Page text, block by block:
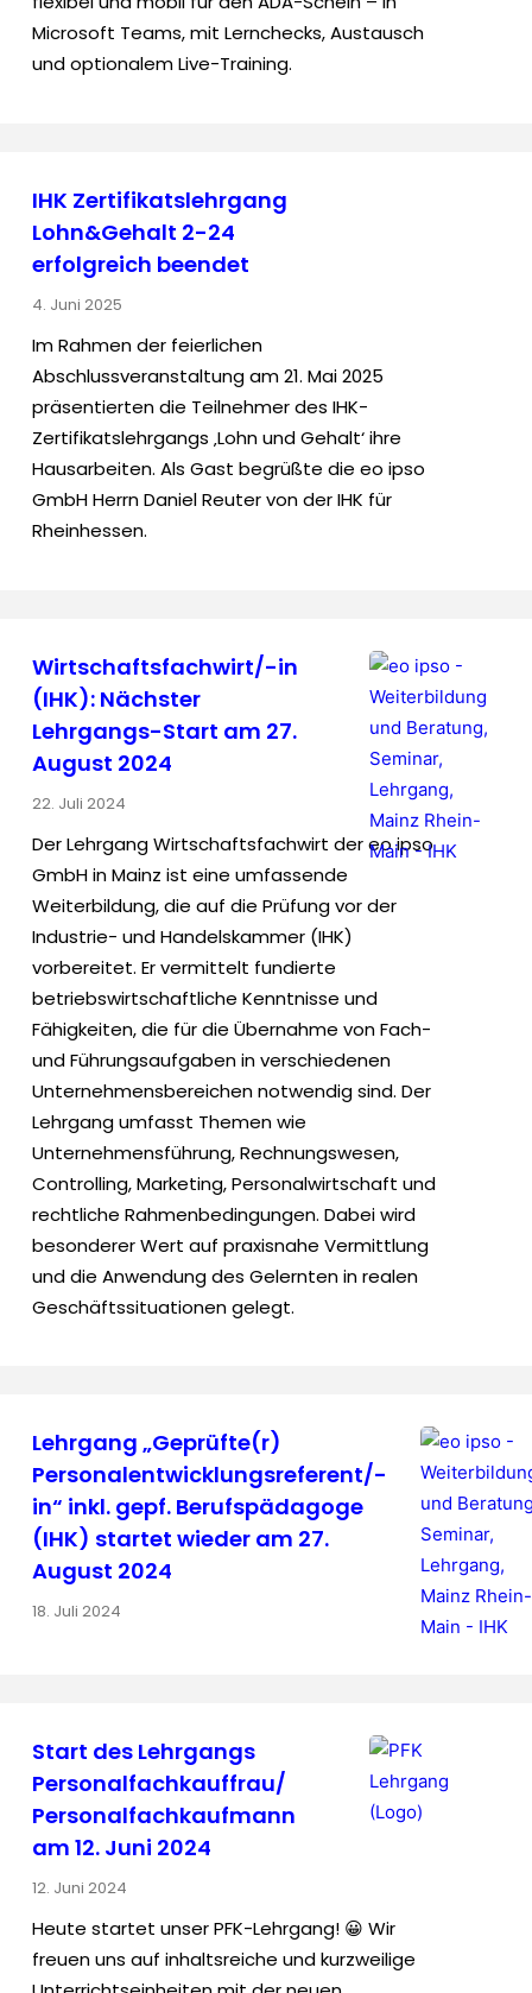
Microsoft Teams, mit Lernchecks, Austausch
und optionalem Live-Training.
IHK Zertifikatslehrgang
Lohn&Gehalt 2-24
erfolgreich beendet
4. Juni 2025
Im Rahmen der feierlichen
Abschlussveranstaltung am 21. Mai 2025
präsentierten die Teilnehmer des IHK-
Zertifikatslehrgangs ‚Lohn und Gehalt‘ ihre
Hausarbeiten. Als Gast begrüßte die eo ipso
GmbH Herrn Daniel Reuter von der IHK für
Rheinhessen.
Wirtschaftsfachwirt/-in
(IHK): Nächster
Lehrgangs-Start am 27.
August 2024
22. Juli 2024
Der Lehrgang Wirtschaftsfachwirt der eo ipso
GmbH in Mainz ist eine umfassende
Weiterbildung, die auf die Prüfung vor der
Industrie- und Handelskammer (IHK)
vorbereitet. Er vermittelt fundierte
betriebswirtschaftliche Kenntnisse und
Fähigkeiten, die für die Übernahme von Fach-
und Führungsaufgaben in verschiedenen
Unternehmensbereichen notwendig sind. Der
Lehrgang umfasst Themen wie
Unternehmensführung, Rechnungswesen,
Controlling, Marketing, Personalwirtschaft und
rechtliche Rahmenbedingungen. Dabei wird
besonderer Wert auf praxisnahe Vermittlung
und die Anwendung des Gelernten in realen
Geschäftssituationen gelegt.
Lehrgang „Geprüfte(r)
Personalentwicklungsreferent/-
in“ inkl. gepf. Berufspädagoge
(IHK) startet wieder am 27.
August 2024
18. Juli 2024
Start des Lehrgangs
Personalfachkauffrau/
Personalfachkaufmann
am 12. Juni 2024
12. Juni 2024
Heute startet unser PFK-Lehrgang! 😀 Wir
freuen uns auf inhaltsreiche und kurzweilige